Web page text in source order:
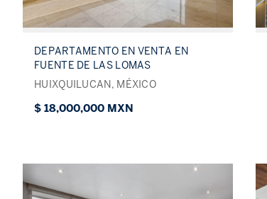
DEPARTAMENTO EN VENTA EN
FUENTE DE LAS LOMAS
HUIXQUILUCAN, MÉXICO
$ 18,000,000 MXN